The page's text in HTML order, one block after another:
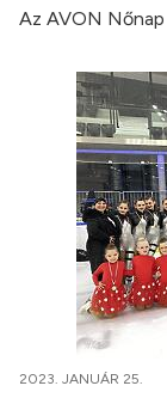
Az AVON
2023. JANUÁR 25.